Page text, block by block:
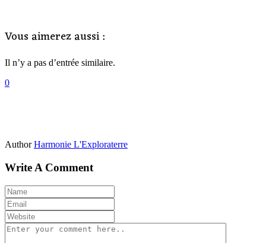
Vous aimerez aussi :
Il n’y a pas d’entrée similaire.
0
Author Harmonie L'Exploraterre
Write A Comment